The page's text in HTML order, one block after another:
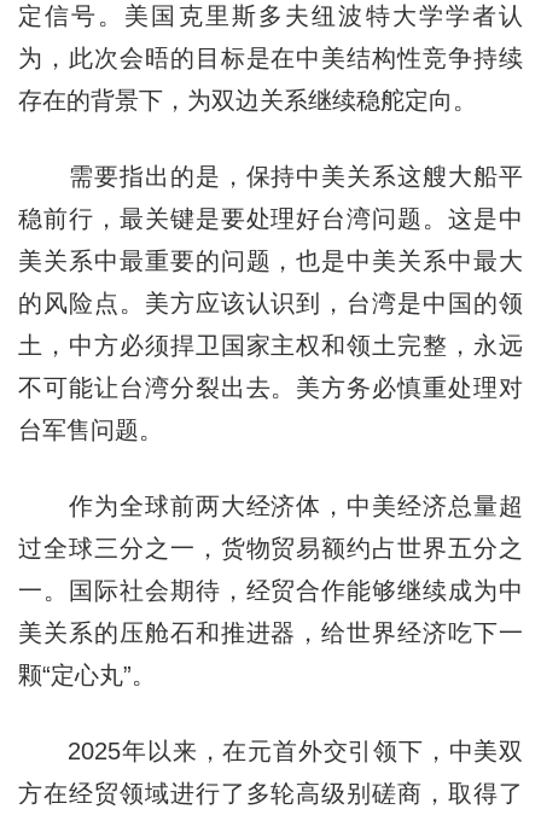
定信号。美国克里斯多夫纽波特大学学者认
为，此次会晤的目标是在中美结构性竞争持续
存在的背景下，为双边关系继续稳舵定向。
需要指出的是，保持中美关系这艘大船平
稳前行，最关键是要处理好台湾问题。这是中
美关系中最重要的问题，也是中美关系中最大
的风险点。美方应该认识到，台湾是中国的领
土，中方必须捍卫国家主权和领土完整，永远
不可能让台湾分裂出去。美方务必慎重处理对
台军售问题。
作为全球前两大经济体，中美经济总量超
过全球三分之一，货物贸易额约占世界五分之
一。国际社会期待，经贸合作能够继续成为中
美关系的压舱石和推进器，给世界经济吃下一
颗“定心丸”。
2025年以来，在元首外交引领下，中美双
方在经贸领域进行了多轮高级别磋商，取得了